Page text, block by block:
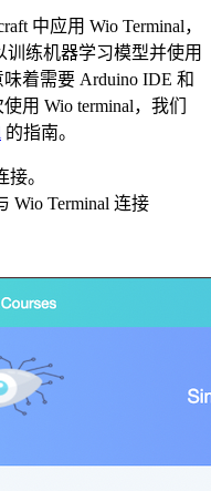
中应用 Wio Terminal，
训练机器学习模型并使用
着需要 Arduino IDE 和
用 Wio terminal，我们
的指南。
接。
Wio Terminal 连接